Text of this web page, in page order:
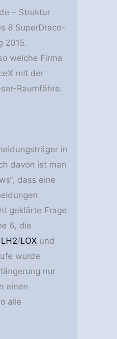
– Struktur
8 SuperDraco-
2015.
welche Firma
mit der
Raumfähre.
in
davon ist man
dass eine
geklärte Frage
6, die
LH2/LOXund
wurde
nur
einen
alle